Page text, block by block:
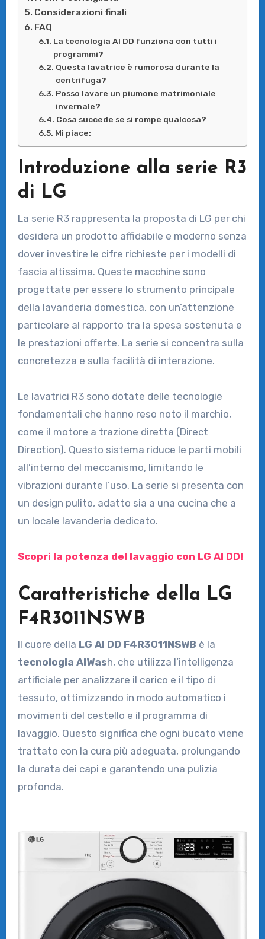
Considerazioni finali
FAQ
La tecnologia AI DD funziona con tutti i
programmi?
Questa lavatrice è rumorosa durante la
centrifuga?
Posso lavare un piumone matrimoniale
invernale?
Cosa succede se si rompe qualcosa?
Mi piace:
Introduzione alla serie R3
di LG
La serie R3 rappresenta la proposta di LG per chi
desidera un prodotto affidabile e moderno senza
dover investire le cifre richieste per i modelli di
fascia altissima. Queste macchine sono
progettate per essere lo strumento principale
della lavanderia domestica, con un’attenzione
particolare al rapporto tra la spesa sostenuta e
le prestazioni offerte. La serie si concentra sulla
concretezza e sulla facilità di interazione.
Le lavatrici R3 sono dotate delle tecnologie
fondamentali che hanno reso noto il marchio,
come il motore a trazione diretta (Direct
Direction). Questo sistema riduce le parti mobili
all’interno del meccanismo, limitando le
vibrazioni durante l’uso. La serie si presenta con
un design pulito, adatto sia a una cucina che a
un locale lavanderia dedicato.
Scopri la potenza del lavaggio con LG AI DD!
Caratteristiche della LG
F4R3011NSWB
Il cuore della LG AI DD F4R3011NSWB è la
tecnologia AIWash, che utilizza l’intelligenza
artificiale per analizzare il carico e il tipo di
tessuto, ottimizzando in modo automatico i
movimenti del cestello e il programma di
lavaggio. Questo significa che ogni bucato viene
trattato con la cura più adeguata, prolungando
la durata dei capi e garantendo una pulizia
profonda.